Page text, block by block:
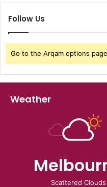
Follow Us
Go to the Arqam options
Weather
Scattered Clouds